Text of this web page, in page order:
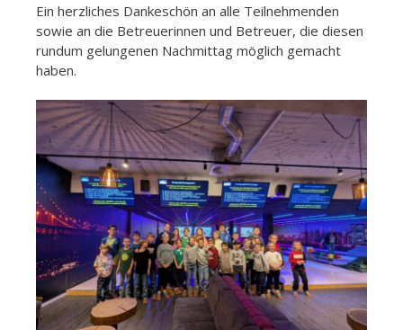
Ein herzliches Dankeschön an alle Teilnehmenden
sowie an die Betreuerinnen und Betreuer, die diesen
rundum gelungenen Nachmittag möglich gemacht
haben.